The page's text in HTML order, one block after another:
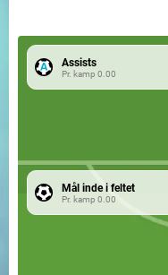
Assists
Pr. kamp 0.00
Mål inde i feltet
Pr. kamp 0.00